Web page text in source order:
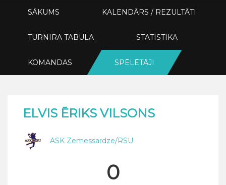
SĀKUMS KALENDĀRS / REZULTĀTI
TURNĪRA TABULA STATISTIKA
KOMANDAS SPĒLĒTĀJI
ELVIS ĒRIKS VILSONS
ASK Zemessardze/RSU
0